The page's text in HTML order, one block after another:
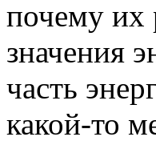
почему их
значения
часть
какой-то